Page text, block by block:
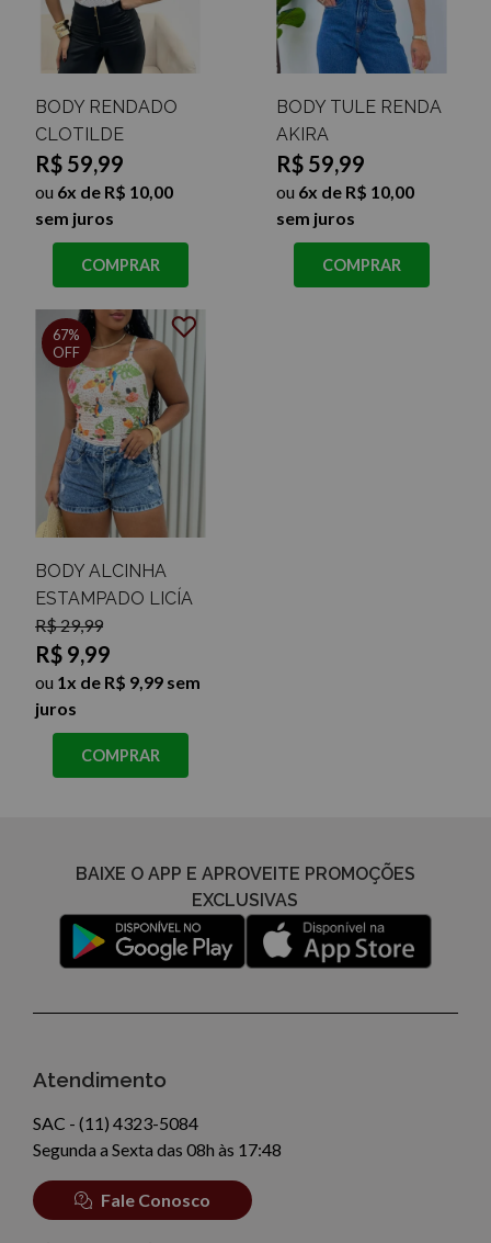
BODY RENDADO
CLOTILDE
R$ 59,99
ou 6x de R$ 10,00
sem juros
COMPRAR
BODY TULE RENDA
AKIRA
R$ 59,99
ou 6x de R$ 10,00
sem juros
COMPRAR
BODY ALCINHA
ESTAMPADO LICÍA
R$ 29,99
R$ 9,99
ou 1x de R$ 9,99 sem
juros
67%
OFF
COMPRAR
BAIXE O APP E APROVEITE PROMOÇÕES
EXCLUSIVAS
Atendimento
SAC - (11) 4323-5084
Segunda a Sexta das 08h às 17:48
Fale Conosco